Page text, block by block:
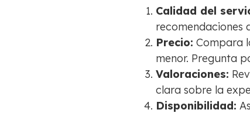
Calidad del
recomendaciones
Precio: Compara
menor. Pregunta
Valoraciones:
clara sobre la
Disponibilidad: